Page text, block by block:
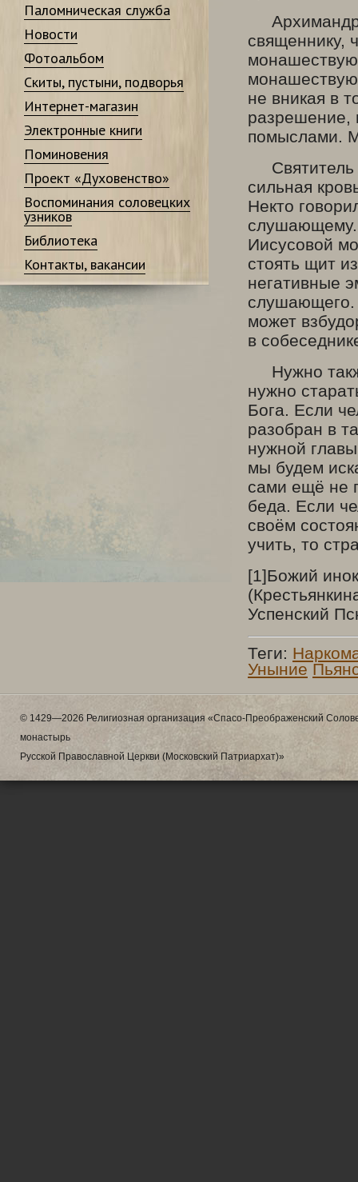
Паломническая служба
Новости
Фотоальбом
Скиты, пустыни, подворья
Интернет-магазин
Электронные книги
Поминовения
Проект «Духовенство»
Воспоминания соловецких
узников
Библиотека
Контакты, вакансии
священнику,
не вникая в
разрешение,
помыслами.
Святитель
сильная
Некто
слушающему.
Иисусовой
стоять щит
негативные
слушающего.
может
в
Нужно
нужно
Бога. Если
разобран в
нужной
мы будем
сами ещё не
беда. Если
своём
учить, то
[1]Божий
Успенский
Теги:
Уныние
© 1429—2026 Религиозная организация «Спасо-Преображенский
монастырь
Русской Православной Церкви (Московский Патриархат)»